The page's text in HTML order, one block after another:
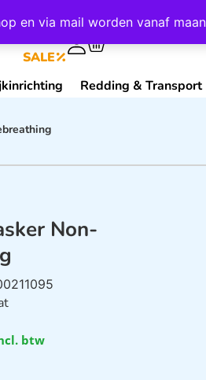
en via mail worden vanaf
Mijn Account
SALE
Redding & Transport
Non-
btw